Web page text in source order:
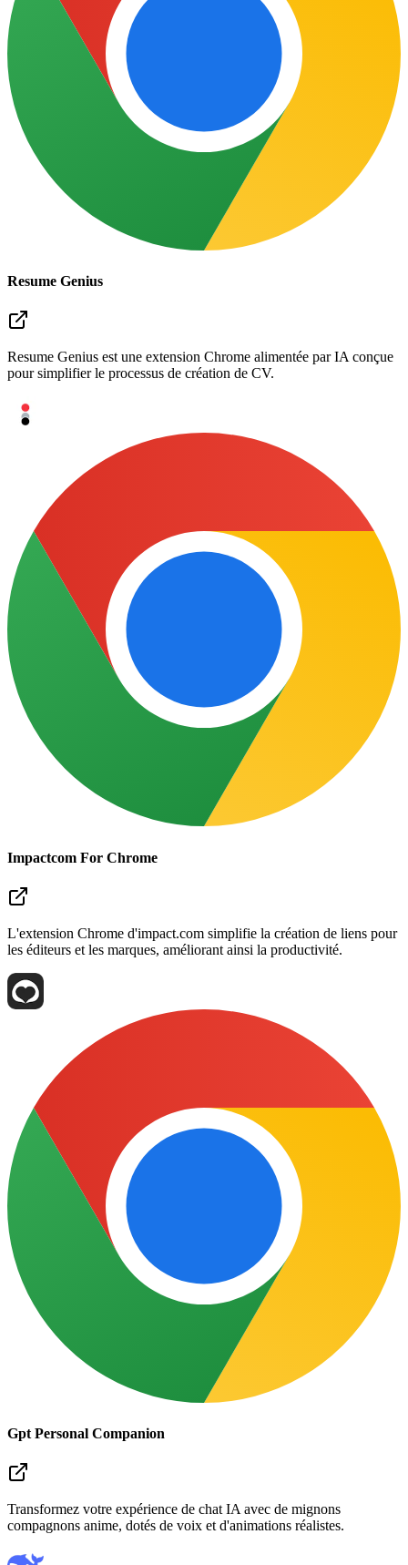
Resume Genius
Resume Genius est une extension Chrome alimentée par IA conçue
pour simplifier le processus de création de CV.
Impactcom For Chrome
L'extension Chrome d'impact.com simplifie la création de liens pour
les éditeurs et les marques, améliorant ainsi la productivité.
Gpt Personal Companion
Transformez votre expérience de chat IA avec de mignons
compagnons anime, dotés de voix et d'animations réalistes.